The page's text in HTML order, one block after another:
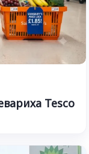
Tesco